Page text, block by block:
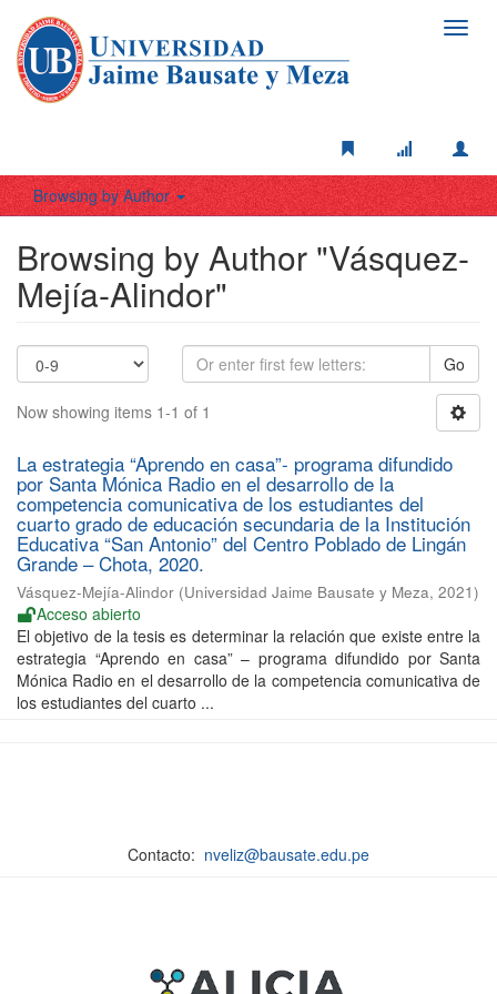
Browsing by Author
Browsing by Author "Vásquez-
Mejía-Alindor"
Go
Now showing items 1-1 of 1
La estrategia “Aprendo en casa”- programa difundido
por Santa Mónica Radio en el desarrollo de la
competencia comunicativa de los estudiantes del
cuarto grado de educación secundaria de la Institución
Educativa “San Antonio” del Centro Poblado de Lingán
Grande – Chota, 2020.
Vásquez-Mejía-Alindor (Universidad Jaime Bausate y Meza, 2021)
Acceso abierto
El objetivo de la tesis es determinar la relación que existe entre la
estrategia “Aprendo en casa” – programa difundido por Santa
Mónica Radio en el desarrollo de la competencia comunicativa de
los estudiantes del cuarto ...
Contacto: nveliz@bausate.edu.pe